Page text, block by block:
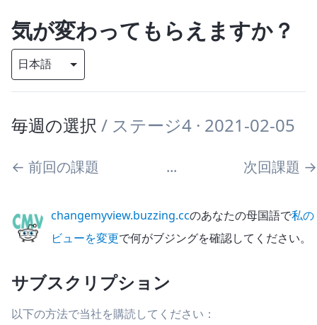
気が変わってもらえますか？
毎週の選択 / ステージ4 · 2021-02-05
← 前回の課題 ... 次回課題 →
changemyview.buzzing.ccのあなたの母国語で私の
ビューを変更で何がブジングを確認してください。
サブスクリプション
以下の方法で当社を購読してください：